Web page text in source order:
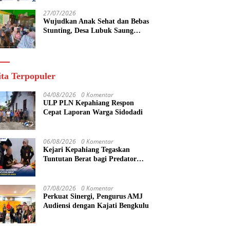
27/07/2026
Wujudkan Anak Sehat dan Bebas
Stunting, Desa Lubuk Saung
Terpopuler
04/08/2026 0 Komentar
ULP PLN Kepahiang Respon
Cepat Laporan Warga Sidodadi
06/08/2026 0 Komentar
Kejari Kepahiang Tegaskan
Tuntutan Berat bagi Predator
Vonis Hakim 18 Tahun Penjara
07/08/2026 0 Komentar
Perkuat Sinergi, Pengurus AMJ
Audiensi dengan Kajati Bengkulu